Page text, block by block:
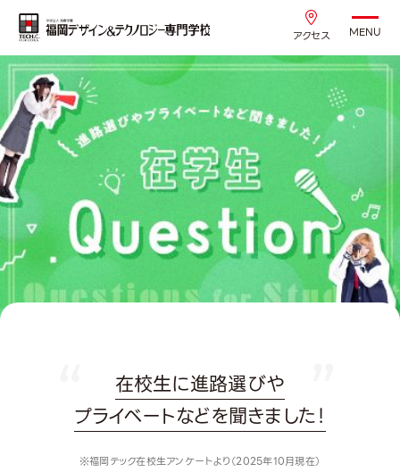
アクセス MENU
在校生に進路選びや
プライベートなどを聞きました！
※福岡テック在校生アンケートより（2025年10月現在）